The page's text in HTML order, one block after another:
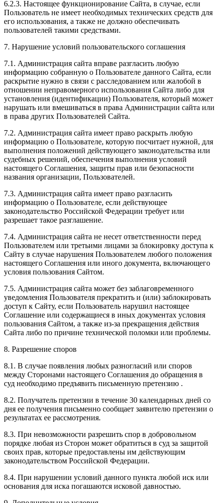
6.2.3. Настоящее функционирование Сайта, в случае, если
Пользователь не имеет необходимых технических средств для
его использования, а также не должно обеспечивать
пользователей такими средствами.
7. Нарушение условий пользовательского соглашения
7.1. Администрация сайта вправе разгласить любую
информацию собранную о Пользователе данного Сайта, если
раскрытие нужно в связи с расследованием или жалобой в
отношении неправомерного использования Сайта либо для
установления (идентификации) Пользователя, который может
нарушать или вмешиваться в права Администрации сайта или
в права других Пользователей Сайта.
7.2. Администрация сайта имеет право раскрыть любую
информацию о Пользователе, которую посчитает нужной, для
выполнения положений действующего законодательства или
судебных решений, обеспечения выполнения условий
настоящего Соглашения, защиты прав или безопасности
названия организации, Пользователей.
7.3. Администрация сайта имеет право разгласить
информацию о Пользователе, если действующее
законодательство Российской Федерации требует или
разрешает такое разглашение.
7.4. Администрация сайта не несет ответственности перед
Пользователем или третьими лицами за блокировку доступа к
Сайту в случае нарушения Пользователем любого положения
настоящего Соглашения или иного документа, включающего
условия пользования Сайтом.
7.5. Администрация сайта может без заблаговременного
уведомления Пользователя прекратить и (или) заблокировать
доступ к Сайту, если Пользователь нарушил настоящее
Соглашение или содержащиеся в иных документах условия
пользования Сайтом, а также из-за прекращения действия
Сайта либо по причине технической поломки или проблемы.
8. Разрешение споров
8.1. В случае появления любых разногласий или споров
между Сторонами настоящего Соглашения до обращения в
суд необходимо предъявить письменную претензию .
8.2. Получатель претензии в течение 30 календарных дней со
дня ее получения письменно сообщает заявителю претензии о
результатах ее рассмотрения.
8.3. При невозможности разрешить спор в добровольном
порядке любая из Сторон может обратиться в суд за защитой
своих прав, которые предоставлены им действующим
законодательством Российской Федерации.
8.4. При нарушении условий данного пункта любой иск или
основания для иска погашаются исковой давностью.